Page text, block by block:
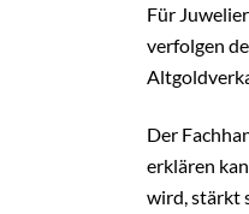
Für
verfolgen
Der
erklären
wird, stärkt